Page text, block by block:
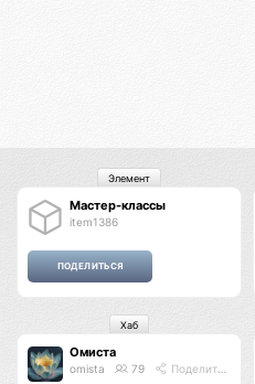
Мастер-классы
item1386
Элемент
Омиста
omista 79 Поделиться
Хаб